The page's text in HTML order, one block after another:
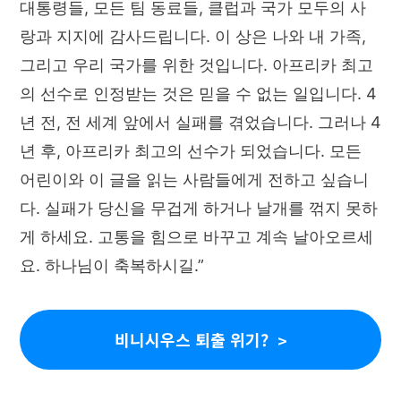
대통령들, 모든 팀 동료들, 클럽과 국가 모두의 사
랑과 지지에 감사드립니다. 이 상은 나와 내 가족,
그리고 우리 국가를 위한 것입니다. 아프리카 최고
의 선수로 인정받는 것은 믿을 수 없는 일입니다. 4
년 전, 전 세계 앞에서 실패를 겪었습니다. 그러나 4
년 후, 아프리카 최고의 선수가 되었습니다. 모든
어린이와 이 글을 읽는 사람들에게 전하고 싶습니
다. 실패가 당신을 무겁게 하거나 날개를 꺾지 못하
게 하세요. 고통을 힘으로 바꾸고 계속 날아오르세
요. 하나님이 축복하시길.”
비니시우스 퇴출 위기?